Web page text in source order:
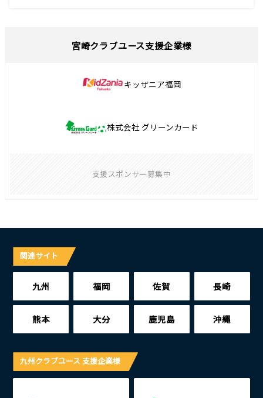
宮崎クラブユース支援企業様
キッザニア福岡
株式会社 グリーンカード
支援スポンサー募集中
関連サイト
九州 福岡 佐賀 長崎
熊本 大分 鹿児島 沖縄
九州クラブユース 支援企業様